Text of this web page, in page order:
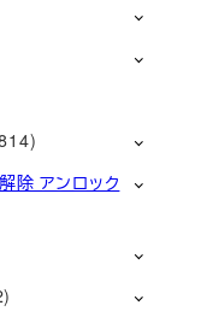
除 アンロック